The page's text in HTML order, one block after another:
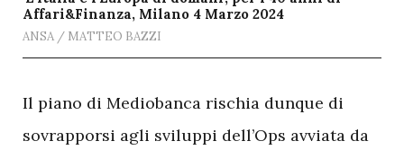
Affari&Finanza, Milano 4 Marzo 2024
ANSA / MATTEO BAZZI
Il piano di Mediobanca rischia dunque di
sovrapporsi agli sviluppi dell’Ops avviata da